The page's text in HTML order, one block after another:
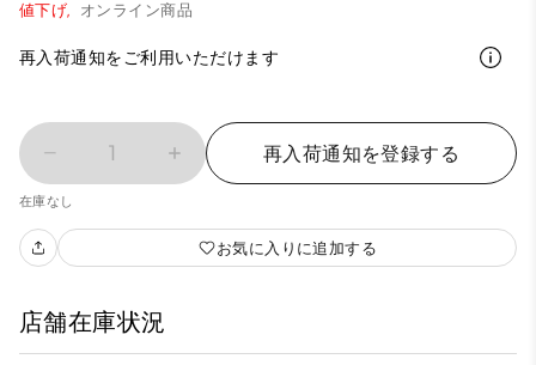
値下げ, オンライン商品
再入荷通知をご利用いただけます
1 再入荷通知を登録する
在庫なし
お気に入りに追加する
店舗在庫状況